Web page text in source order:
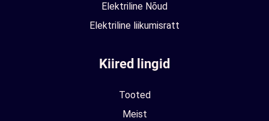
Elektriline Nõud
Elektriline liikumisratt
Kiired lingid
Tooted
Meist